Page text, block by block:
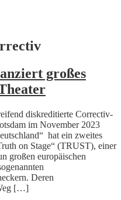
großes
diskreditierte Correctiv-
im November 2023
hat ein zweites
on Stage“ (TRUST), einer
großen europäischen
Deren
[…]